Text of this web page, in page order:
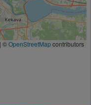
| ©OpenStreetMapcontributors